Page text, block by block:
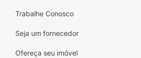
Trabalhe Conosco
Seja um fornecedor
Ofereça seu imóvel